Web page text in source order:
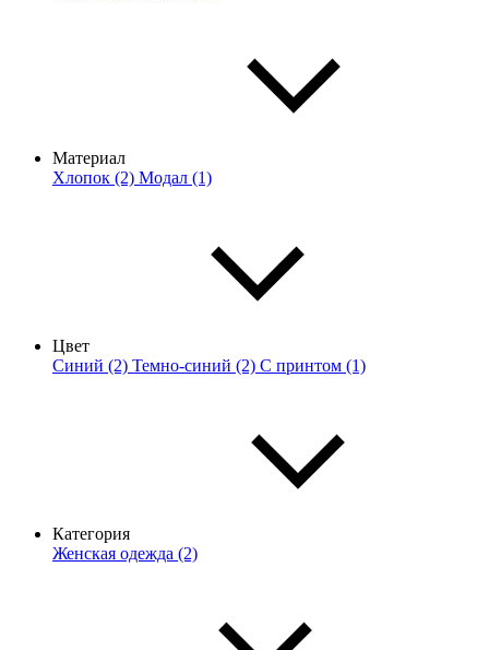
Материал
Хлопок (2) Модал (1)
Цвет
Синий (2) Темно-синий (2) С принтом (1)
Категория
Женская одежда (2)